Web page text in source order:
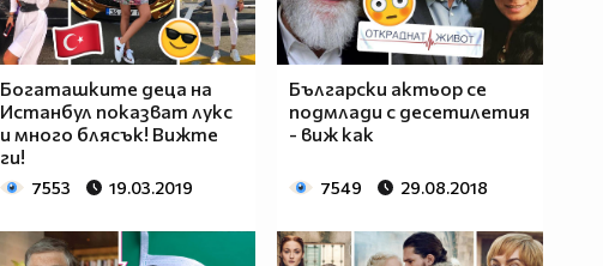
Богаташките деца на
Истанбул показват лукс
и много блясък! Вижте
ги!
7553 19.03.2019
Български актьор се
подмлади с десетилетия
- виж как
7549 29.08.2018